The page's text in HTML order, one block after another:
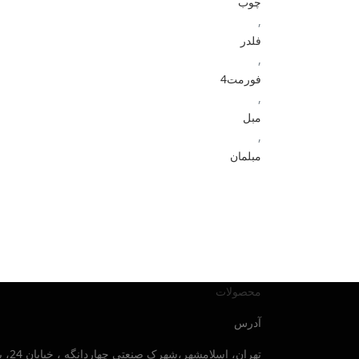
,
فلدر
,
فورمت4
,
مبل
,
مبلمان
محصولات
آدرس
تهران، اسلامشهر،شهرک صنعتی چهاردانگه ، خیابان 24، بلوار صنایع جنوبی ، پلاک 30